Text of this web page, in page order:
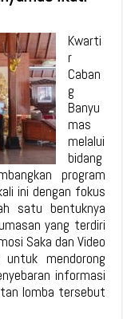
Kwarti
r
Caban
g
Banyu
mas
melalui
bidang
program
ini dengan fokus
satu bentuknya
yang terdiri
Saka dan Video
mendorong
informasi
lomba tersebut